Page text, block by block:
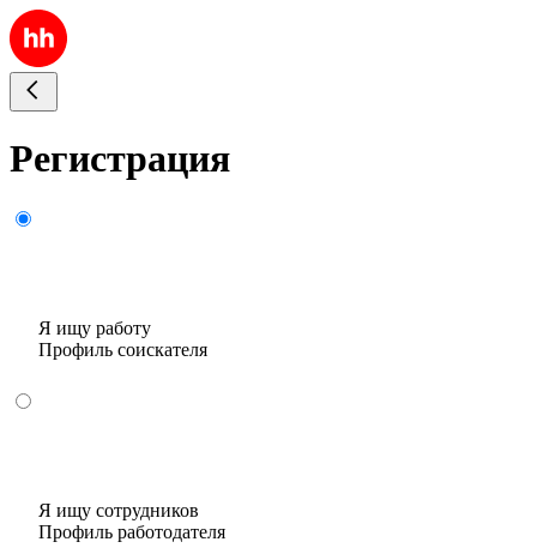
Регистрация
Я ищу работу
Профиль соискателя
Я ищу сотрудников
Профиль работодателя